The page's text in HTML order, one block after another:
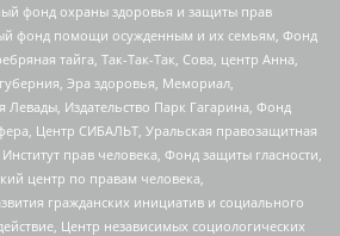
фонд охраны здоровья и защиты прав
фонд помощи осужденным и их семьям, Фонд
тайга, Так-Так-Так, Сова, центр Анна,
Эра здоровья, Мемориал,
Издательство Парк Гагарина, Фонд
Центр СИБАЛЬТ, Уральская правозащитная
прав человека, Фонд защиты гласности,
центр по правам человека,
гражданских инициатив и социального
Центр независимых социологических